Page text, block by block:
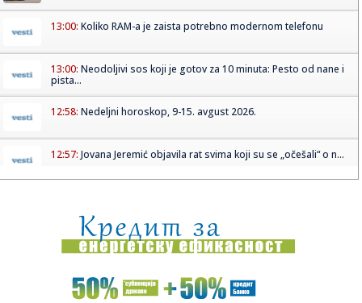
13:00: Koliko RAM-a je zaista potrebno modernom telefonu
13:00: Neodoljivi sos koji je gotov za 10 minuta: Pesto od nane i
pista...
12:58: Nedeljni horoskop, 9-15. avgust 2026.
12:57: Jovana Jeremić objavila rat svima koji su se „očešali“ o n...
12:55:Vučić: "Radimo sve da olakšamo užasno težak život Srbima
na...
12:51:Rukometni savez Srbije više ne postoji